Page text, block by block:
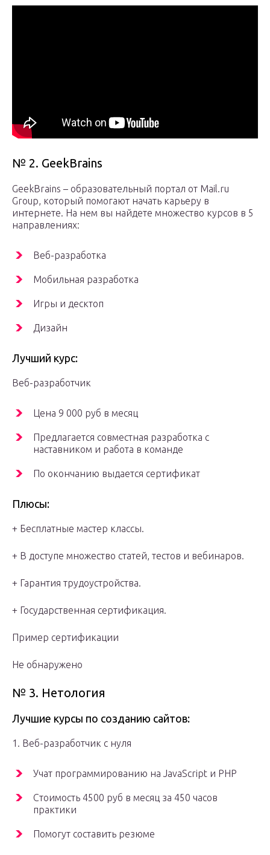
№ 2. GeekBrains
GeekBrains – образовательный портал от Mail.ru
Group, который помогают начать карьеру в
интернете. На нем вы найдете множество курсов в 5
направлениях:
Веб-разработка
Мобильная разработка
Игры и десктоп
Дизайн
Лучший курс:
Веб-разработчик
Цена 9 000 руб в месяц
Предлагается совместная разработка с
наставником и работа в команде
По окончанию выдается сертификат
Плюсы:
+ Бесплатные мастер классы.
+ В доступе множество статей, тестов и вебинаров.
+ Гарантия трудоустройства.
+ Государственная сертификация.
Пример сертификации
Не обнаружено
№ 3. Нетология
Лучшие курсы по созданию сайтов:
1. Веб-разработчик с нуля
Учат программированию на JavaScript и PHP
Стоимость 4500 руб в месяц за 450 часов
практики
Помогут составить резюме